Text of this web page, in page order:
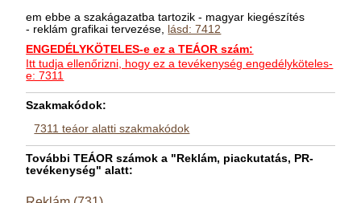
em ebbe a szakágazatba tartozik - magyar kiegészítés
- reklám grafikai tervezése, lásd: 7412
ENGEDÉLYKÖTELES-e ez a TEÁOR szám:
Itt tudja ellenőrizni, hogy ez a tevékenység engedélyköteles-
e: 7311
Szakmakódok:
7311 teáor alatti szakmakódok
További TEÁOR számok a "Reklám, piackutatás, PR-
tevékenység" alatt: